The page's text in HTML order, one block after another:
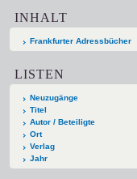
INHALT
Frankfurter Adressbücher
LISTEN
Neuzugänge
Titel
Autor / Beteiligte
Ort
Verlag
Jahr